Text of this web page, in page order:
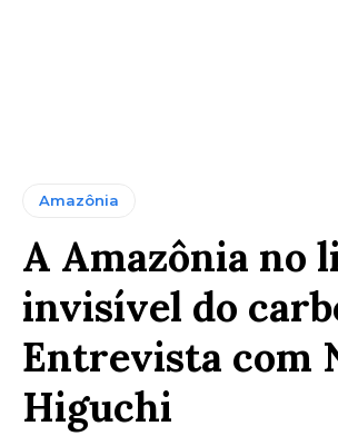
Amazônia
A Amazônia no
invisível do
Entrevista com
Higuchi